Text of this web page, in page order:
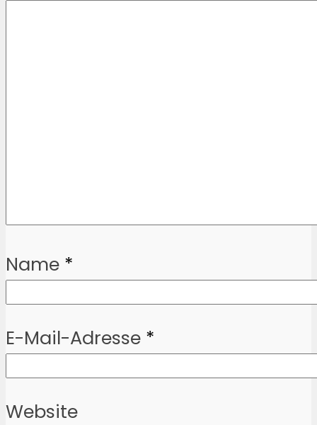
Name *
E-Mail-Adresse *
Website